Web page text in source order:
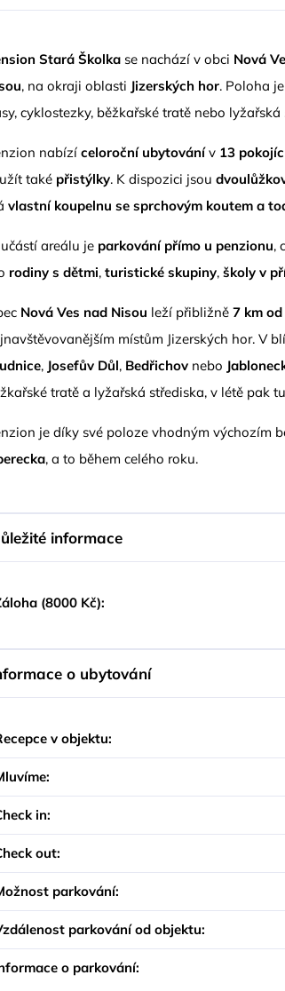
Stará Školka se nachází v obci Nová
, na okraji oblasti Jizerských hor. Poloha
cyklostezky, běžkařské tratě nebo
nabízíceloroční ubytovánív 13
také přistýlky. K dispozici jsou
vlastní koupelnu se sprchovým koutem a
areálu je parkování přímo u penzionu,
rodiny s dětmi,turistické skupiny,školy v
Nová Ves nad Nisou leží přibližně7 km
místům Jizerských hor. V
, Josefův Důl, Bedřichov nebo
tratě a lyžařská střediska, v létě pak
je díky své poloze vhodným výchozím
, a to během celého roku.
informace
(8000 Kč):
o ubytování
v objektu:
in:
out:
parkování:
parkování od objektu:
o parkování: